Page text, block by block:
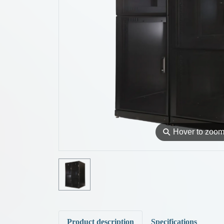
⚲ Hover to zoom
Product description Specifications